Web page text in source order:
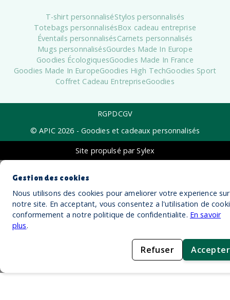
T-shirt personnaliséStylos personnalisés
Totebags personnalisésBox cadeau entreprise
Éventails personnalisésCarnets personnalisés
Mugs personnalisésGourdes Made In Europe
Goodies ÉcologiquesGoodies Made In France
Goodies Made In EuropeGoodies High TechGoodies Sport
Coffret Cadeau EntrepriseGoodies
RGPDCGV
© APIC 2026 - Goodies et cadeaux personnalisés
Site propulsé par Sylex
Gestion des cookies
Nous utilisons des cookies pour ameliorer votre experience sur
notre site. En acceptant, vous consentez a l'utilisation de
conformement a notre politique de confidentialite. En savoir
plus.
Refuser Accepter